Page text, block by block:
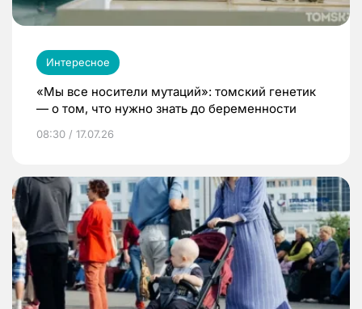
Интересное
«Мы все носители мутаций»: томский генетик
— о том, что нужно знать до беременности
08:30 / 17.07.26